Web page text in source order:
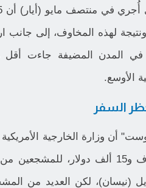
لهذه المخاوف، إلى جانب
في المدن المضيفة جاءت أقل
الأوسع.
السفر
أن وزارة الخارجية
التي تتراوح بين 5 آلاف و15 ألف
بحلول 15 أبريل (نيسان)، لكن